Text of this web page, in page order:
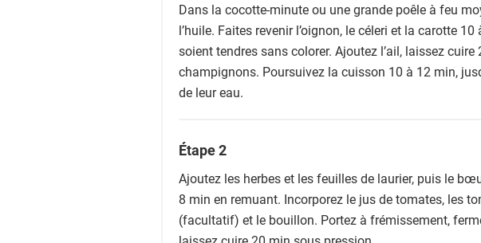
Dans la cocotte-minute ou une grande poêle à feu
l’huile. Faites revenir l’oignon, le céleri et la carotte 10
soient tendres sans colorer. Ajoutez l’ail, laissez
champignons. Poursuivez la cuisson 10 à 12 min,
de leur eau.
Étape 2
Ajoutez les herbes et les feuilles de laurier, puis le
8 min en remuant. Incorporez le jus de tomates, les
(facultatif) et le bouillon. Portez à frémissement,